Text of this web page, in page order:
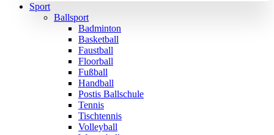
Sport
Ballsport
Badminton
Basketball
Faustball
Floorball
Fußball
Handball
Postis Ballschule
Tennis
Tischtennis
Volleyball